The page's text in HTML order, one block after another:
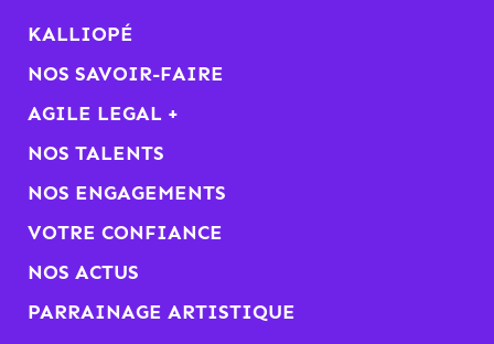
KALLIOPÉ
NOS SAVOIR-FAIRE
AGILE LEGAL +
NOS TALENTS
NOS ENGAGEMENTS
VOTRE CONFIANCE
NOS ACTUS
PARRAINAGE ARTISTIQUE